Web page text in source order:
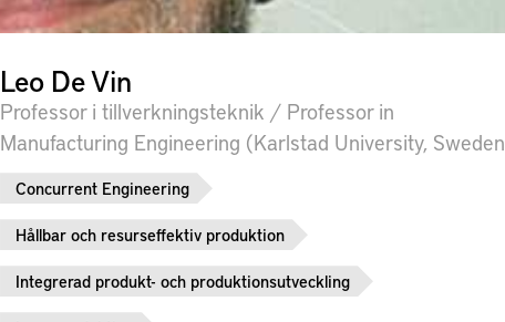
Leo De Vin
Professor i tillverkningsteknik / Professor in
Manufacturing Engineering (Karlstad University, Sweden
Concurrent Engineering
Hållbar och resurseffektiv produktion
Integrerad produkt- och produktionsutveckling